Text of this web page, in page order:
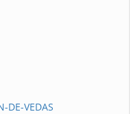
DE-VEDAS